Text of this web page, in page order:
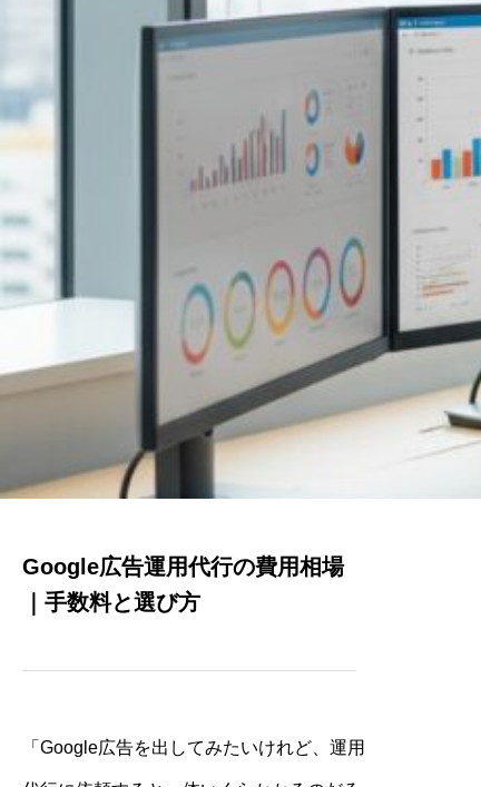
Google広告運用代行の費用相場
｜手数料と選び方
「Google広告を出してみたいけれど、運用